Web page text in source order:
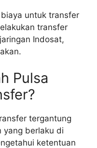
untuk transfer
transfer
Indosat,
Pulsa
tergantung
yang berlaku di
ketentuan